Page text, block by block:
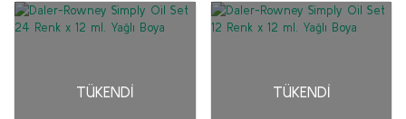
TÜKENDI TÜKENDI